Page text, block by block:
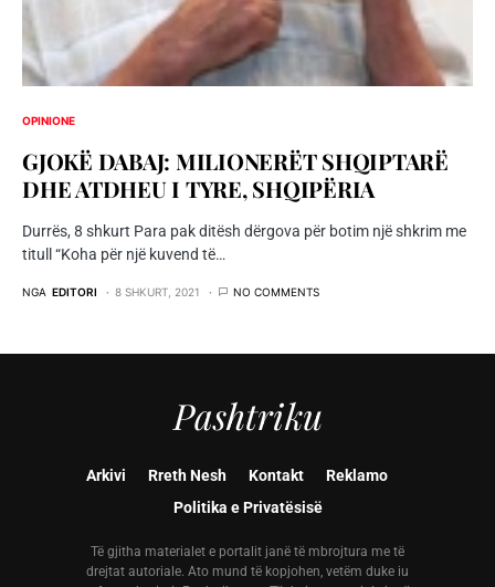
OPINIONE
GJOKË DABAJ: MILIONERËT SHQIPTARË
DHE ATDHEU I TYRE, SHQIPËRIA
Durrës, 8 shkurt Para pak ditësh dërgova për botim një shkrim me
titull “Koha për një kuvend të…
NGA EDITORI 8 SHKURT, 2021 NO COMMENTS
Pashtriku
Arkivi Rreth Nesh Kontakt
Reklamo
Politika e Privatësisë
Të gjitha materialet e portalit janë të mbrojtura me të
drejtat autoriale. Ato mund të kopjohen, vetëm duke iu